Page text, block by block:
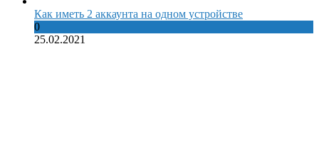
Как иметь 2 аккаунта на одном устройстве
0
25.02.2021